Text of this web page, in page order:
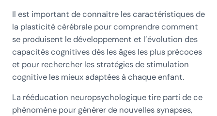
Il est important de connaître les caractéristiques de
la plasticité cérébrale pour comprendre comment
se produisent le développement et l’évolution des
capacités cognitives dès les âges les plus précoces
et pour rechercher les stratégies de stimulation
cognitive les mieux adaptées à chaque enfant.
La rééducation neuropsychologique tire parti de ce
phénomène pour générer de nouvelles synapses,